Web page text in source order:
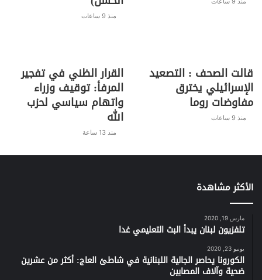
منذ 9 ساعات
قالت الصحف : التصعيد
الإسرائيلي يخترق
مفاوضات روما
منذ 9 ساعات
القرار الظني في تفجير
المرفأ: توقيف وزراء
واتهام سياسي لحزب
الله
منذ 13 ساعة
الأكثر مشاهدة
مارس 19, 2020
تلفزيون لبنان يبدأ البث التعليمي غدا
يونيو 23, 2020
الكورونا يحاصر الجالية اللبنانية في شاطئ العاج: أكثر من عشرين
ضحية وآلاف المصابين